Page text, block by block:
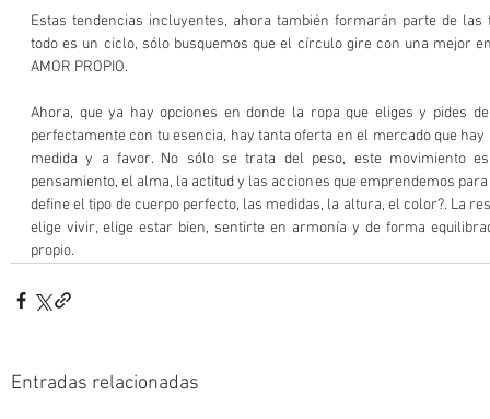
Estas tendencias incluyentes, ahora también formarán parte de las
todo es un ciclo, sólo busquemos que el círculo gire con una mejor
AMOR PROPIO.
Ahora, que ya hay opciones en donde la ropa que eliges y pides
perfectamente con tu esencia, hay tanta oferta en el mercado que
medida y a favor. No sólo se trata del peso, este movimiento
pensamiento, el alma, la actitud y las acciones que emprendemos
define el tipo de cuerpo perfecto, las medidas, la altura, el color?. La
elige vivir, elige estar bien, sentirte en armonía y de forma
propio.
Entradas relacionadas